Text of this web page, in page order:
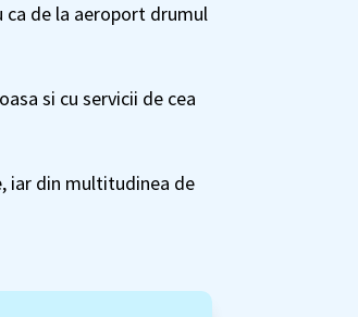
ca de la aeroport drumul
si cu servicii de cea
iar din multitudinea de